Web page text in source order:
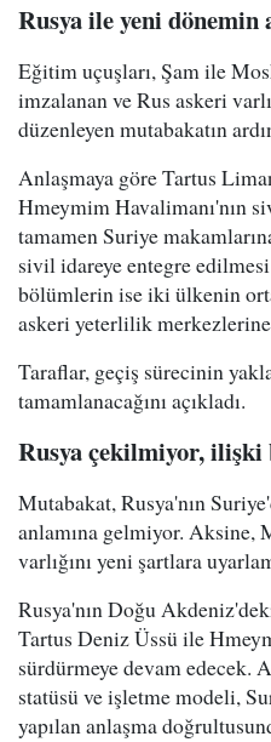
Rusya ile yeni dönemin
Eğitim uçuşları, Şam ile
imzalanan ve Rus askeri
düzenleyen mutabakatın
Anlaşmaya göre Tartus
Hmeymim Havalimanı'nın
tamamen Suriye
sivil idareye entegre
bölümlerin ise iki ülkenin
askeri yeterlilik
Taraflar, geçiş sürecinin
tamamlanacağını açıkladı.
Rusya çekilmiyor,
Mutabakat, Rusya'nın
anlamına gelmiyor. Aksine,
varlığını yeni şartlara
Rusya'nın Doğu
Tartus Deniz Üssü ile
sürdürmeye devam edecek.
statüsü ve işletme modeli,
yapılan anlaşma